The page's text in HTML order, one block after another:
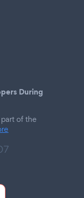
During
of the